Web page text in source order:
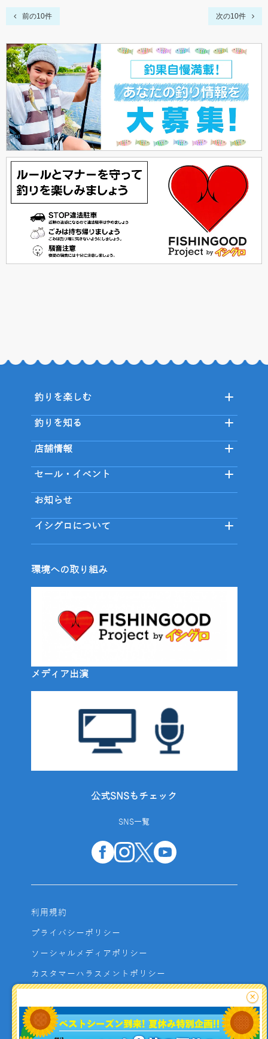
前の10件 次の10件
釣りを楽しむ
釣りを知る
店舗情報
セール・イベント
お知らせ
イシグロについて
環境への取り組み
メディア出演
公式SNSもチェック
SNS一覧
利用規約
プライバシーポリシー
ソーシャルメディアポリシー
カスタマーハラスメントポリシー
よくあるご質問
お問い合わせ
×